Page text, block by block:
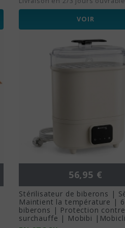
VOIR
Prix
56,95 €
Stérilisateur de biberons |
Maintient la température | 6
biberons | Protection
surchauffe | Mobibi